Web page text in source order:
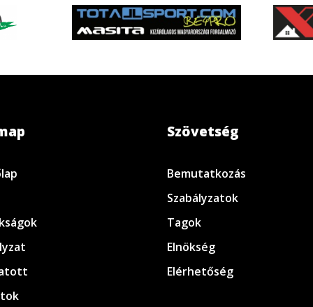
Szövetség
Bemutatkozás
Szabályzatok
Tagok
Elnökség
Elérhetőség